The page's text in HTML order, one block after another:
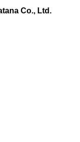
Co., Ltd.